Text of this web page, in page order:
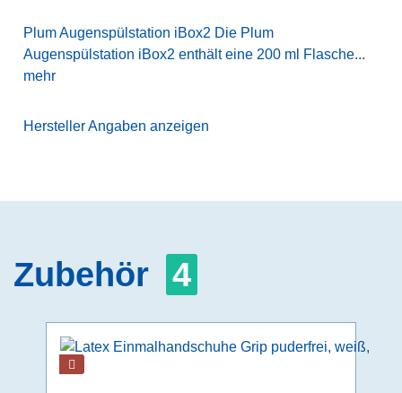
Plum Augenspülstation iBox2 Die Plum
Augenspülstation iBox2 enthält eine 200 ml Flasche...
mehr
Hersteller Angaben anzeigen
Zubehör 4